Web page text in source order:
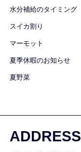
水分補給のタイミング
スイカ割り
マーモット
夏季休暇のお知らせ
夏野菜
ADDRESS